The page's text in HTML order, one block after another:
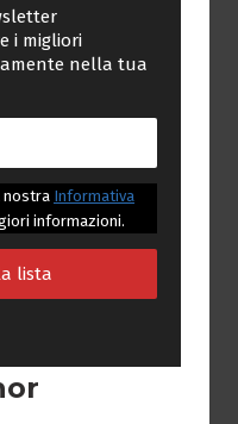
i migliori
nella tua
nostra Informativa
informazioni.